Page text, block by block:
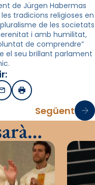
de Jürgen Habermas
tradicions religioses en
de les societats
i amb humilitat,
de comprendre”
el seu brillant parlament
EmailImprimir
Següent